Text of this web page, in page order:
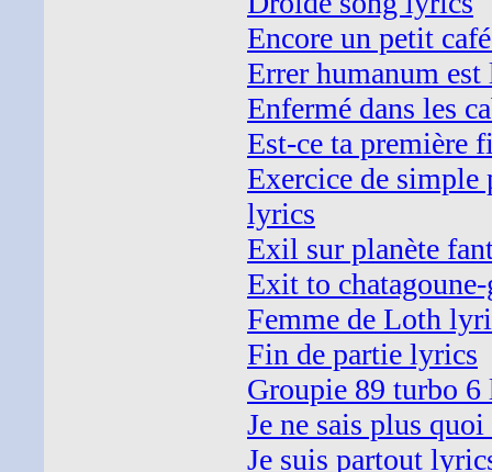
Encore un petit
Errer humanum
Enfermé dans les
Est-ce ta première
Exercice de simple
lyrics
Exil sur planète
Exit to
Femme de Loth
Fin de partie lyrics
Groupie 89 turbo 6
Je ne sais plus
Je suis partout